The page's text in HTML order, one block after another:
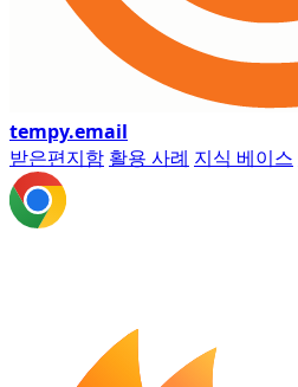
tempy.email
받은편지함 활용 사례 지식 베이스